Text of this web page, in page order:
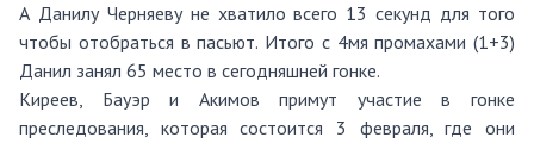
А Данилу Черняеву не хватило всего 13 секунд для того
чтобы отобраться в пасьют. Итого с 4мя промахами (1+3)
Данил занял 65 место в сегодняшней гонке.
Киреев, Бауэр и Акимов примут участие в гонке
преследования, которая состоится 3 февраля, где они